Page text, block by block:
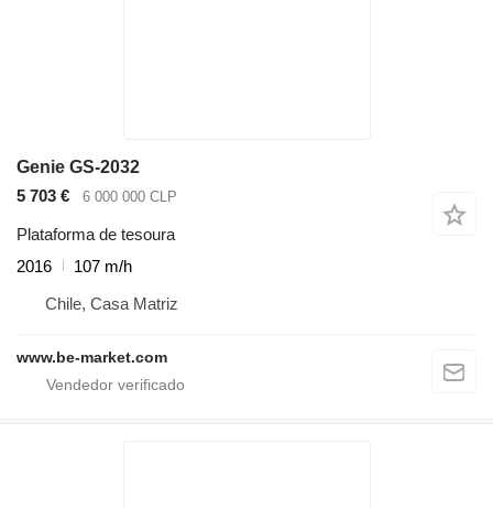
Genie GS-2032
5 703 €
6 000 000 CLP
Plataforma de tesoura
2016
107 m/h
Chile, Casa Matriz
www.be-market.com